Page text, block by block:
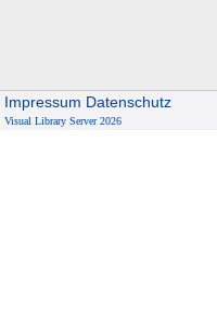
Impressum Datenschutz
Visual Library Server 2026